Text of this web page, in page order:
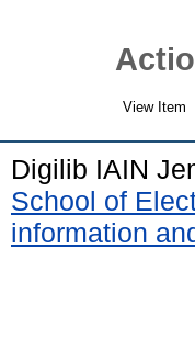
View Item
Digilib IAIN
School of
information